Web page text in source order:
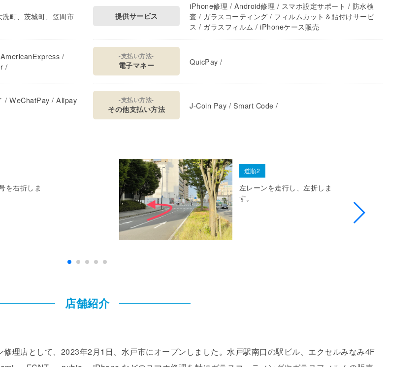
町、茨城町、笠間市 提供サービス
iPhone修理 / Android修理 / スマホ設定サポート / 防水検
査 / ガラスコーティング / フィルムカット＆貼付けサービ
ス / ガラスフィルム / iPhoneケース販売
/
/
-支払い方法-
電子マネー QuicPay /
/ WeChatPay / Alipay
-支払い方法-
その他支払い方法 J-Coin Pay / Smart Code /
を右折しま
道順2
左レーンを走行し、左折しま
す。
店舗紹介
理店として、2023年2月1日、水戸市にオープンしました。水戸駅南口の駅ビル、エクセルみなみ4F